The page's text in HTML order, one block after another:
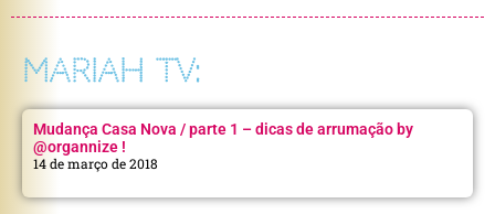
MARIAH TV:
Mudança Casa Nova / parte 1 – dicas de arrumação by
@organnize !
14 de março de 2018